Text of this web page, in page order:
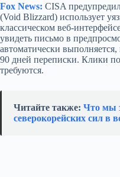
Fox News: CISA
(Void Blizzard) использует
классическом
увидеть письмо в
автоматически
90 дней переписки. Клики
требуются.
Читайте также: Что мы
северокорейских сил в